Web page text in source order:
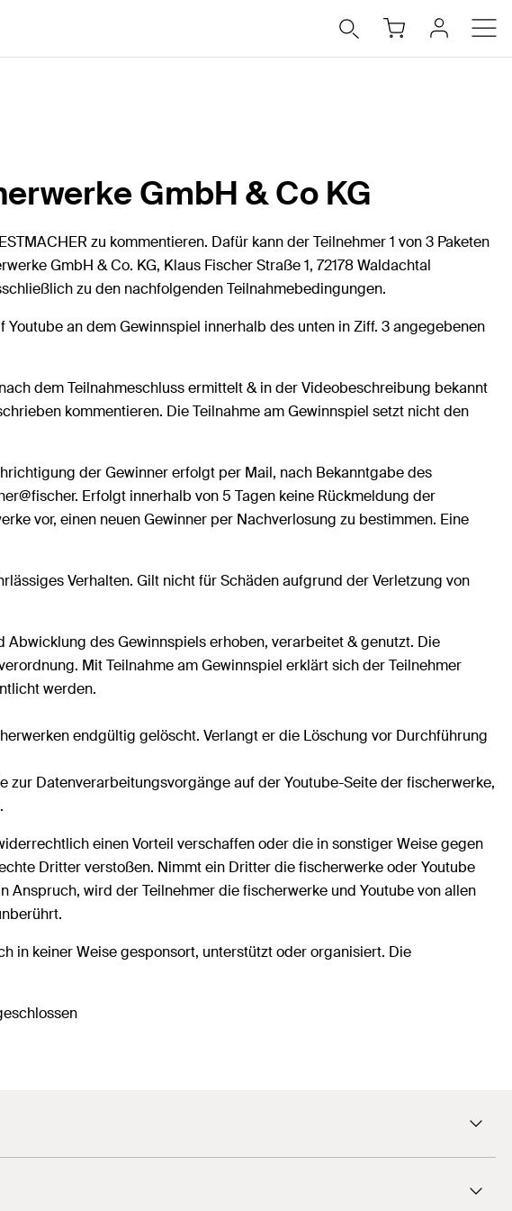
GmbH & Co KG
zu kommentieren. Dafür kann der Teilnehmer 1 von 3 Paketen
GmbH & Co. KG, Klaus Fischer Straße 1, 72178 Waldachtal
zu den nachfolgenden Teilnahmebedingungen.
an dem Gewinnspiel innerhalb des unten in Ziff. 3 angegebenen
dem Teilnahmeschluss ermittelt & in der Videobeschreibung bekannt
kommentieren. Die Teilnahme am Gewinnspiel setzt nicht den
der Gewinner erfolgt per Mail, nach Bekanntgabe des
Erfolgt innerhalb von 5 Tagen keine Rückmeldung der
vor, einen neuen Gewinner per Nachverlosung zu bestimmen. Eine
Verhalten. Gilt nicht für Schäden aufgrund der Verletzung von
des Gewinnspiels erhoben, verarbeitet & genutzt. Die
Mit Teilnahme am Gewinnspiel erklärt sich der Teilnehmer
werden.
endgültig gelöscht. Verlangt er die Löschung vor Durchführung
Datenverarbeitungsvorgänge auf der Youtube-Seite der fischerwerke,
einen Vorteil verschaffen oder die in sonstiger Weise gegen
Dritter verstoßen. Nimmt ein Dritter die fischerwerke oder Youtube
wird der Teilnehmer die fischerwerke und Youtube von allen
in keiner Weise gesponsort, unterstützt oder organisiert. Die